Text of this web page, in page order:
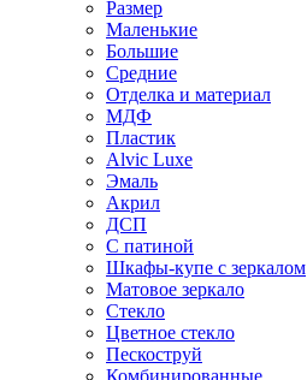
Размер
Маленькие
Большие
Средние
Отделка и материал
МДФ
Пластик
Alvic Luxe
Эмаль
Акрил
ДСП
С патиной
Шкафы-купе с зеркалом
Матовое зеркало
Стекло
Цветное стекло
Пескоструй
Комбинированные